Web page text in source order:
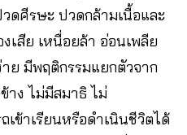
ดศีรษะ ปวดกล้ามเนื้อและ
เสีย เหนื่อยล้า อ่อนเพลีย
ย มีพฤติกรรมแยกตัวจาก
าง ไม่มีสมาธิ ไม่
เข้าเรียนหรือดำเนินชีวิตได้